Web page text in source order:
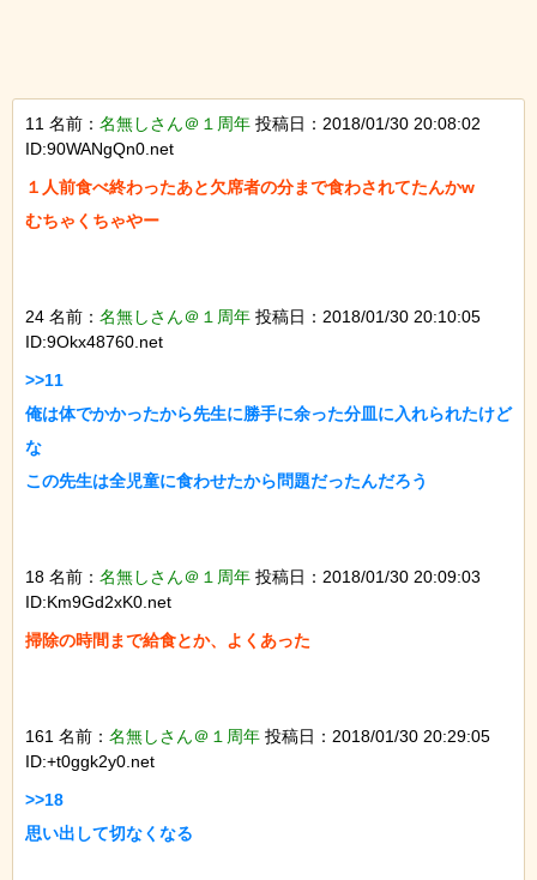
11 名前： 名無しさん＠１周年 投稿日：2018/01/30 20:08:02
ID:90WANgQn0.net
１人前食べ終わったあと欠席者の分まで食わされてたんかw
むちゃくちゃやー
24 名前： 名無しさん＠１周年 投稿日：2018/01/30 20:10:05
ID:9Okx48760.net
>>11
俺は体でかかったから先生に勝手に余った分皿に入れられたけど
な
この先生は全児童に食わせたから問題だったんだろう
18 名前： 名無しさん＠１周年 投稿日：2018/01/30 20:09:03
ID:Km9Gd2xK0.net
掃除の時間まで給食とか、よくあった
161 名前： 名無しさん＠１周年 投稿日：2018/01/30 20:29:05
ID:+t0ggk2y0.net
>>18
思い出して切なくなる